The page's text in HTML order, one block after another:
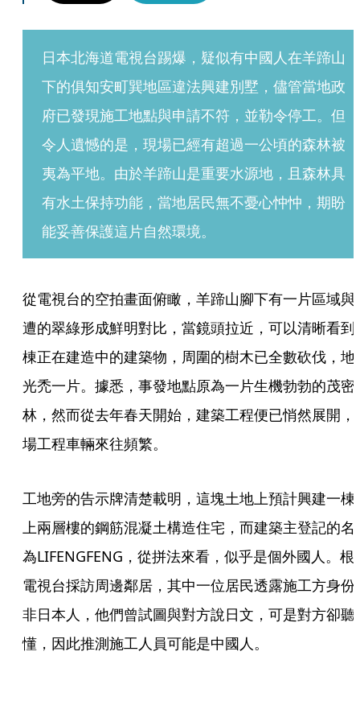
日本北海道電視台踢爆，疑似有中國人在羊蹄山
下的俱知安町巽地區違法興建別墅，儘管當地政
府已發現施工地點與申請不符，並勒令停工。但
令人遺憾的是，現場已經有超過一公頃的森林被
夷為平地。由於羊蹄山是重要水源地，且森林具
有水土保持功能，當地居民無不憂心忡忡，期盼
能妥善保護這片自然環境。
從電視台的空拍畫面俯瞰，羊蹄山腳下有一片區域與
遭的翠綠形成鮮明對比，當鏡頭拉近，可以清晰看到
棟正在建造中的建築物，周圍的樹木已全數砍伐，地
光禿一片。據悉，事發地點原為一片生機勃勃的茂密
林，然而從去年春天開始，建築工程便已悄然展開，
場工程車輛來往頻繁。
工地旁的告示牌清楚載明，這塊土地上預計興建一棟
上兩層樓的鋼筋混凝土構造住宅，而建築主登記的名
為LIFENGFENG，從拼法來看，似乎是個外國人。根
電視台採訪周邊鄰居，其中一位居民透露施工方身份
非日本人，他們曾試圖與對方說日文，可是對方卻聽
懂，因此推測施工人員可能是中國人。